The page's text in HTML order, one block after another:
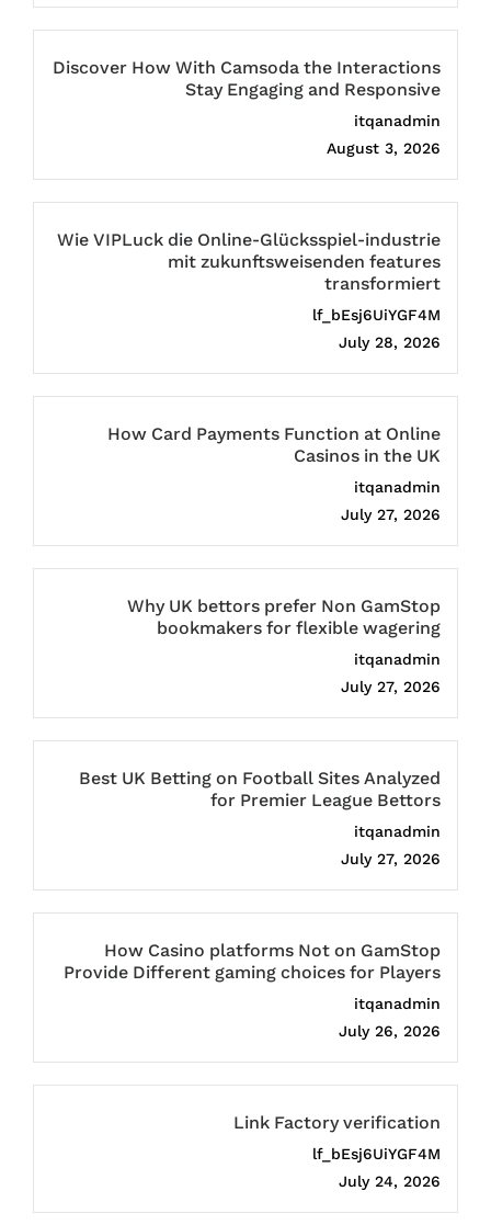
Discover How With Camsoda the Interactions
Stay Engaging and Responsive
itqanadmin
August 3, 2026
Wie VIPLuck die Online-Glücksspiel-industrie
mit zukunftsweisenden features
transformiert
lf_bEsj6UiYGF4M
July 28, 2026
How Card Payments Function at Online
Casinos in the UK
itqanadmin
July 27, 2026
Why UK bettors prefer Non GamStop
bookmakers for flexible wagering
itqanadmin
July 27, 2026
Best UK Betting on Football Sites Analyzed
for Premier League Bettors
itqanadmin
July 27, 2026
How Casino platforms Not on GamStop
Provide Different gaming choices for Players
itqanadmin
July 26, 2026
Link Factory verification
lf_bEsj6UiYGF4M
July 24, 2026